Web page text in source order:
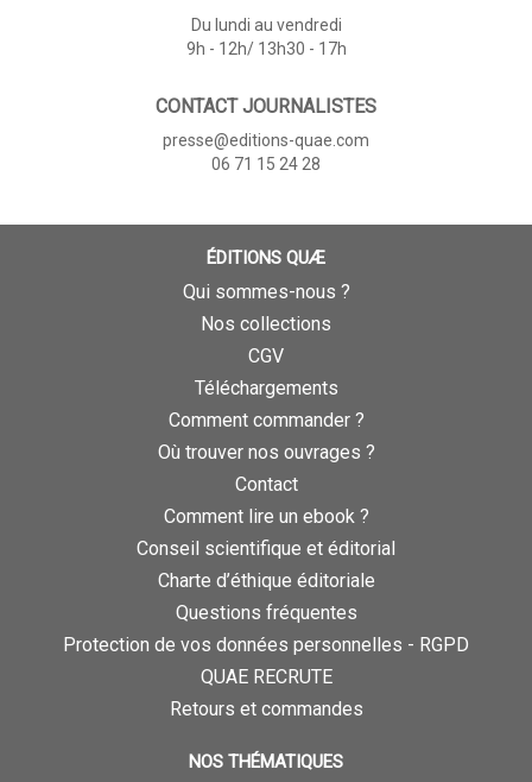
Du lundi au vendredi
9h - 12h/ 13h30 - 17h
CONTACT JOURNALISTES
presse@editions-quae.com
06 71 15 24 28
ÉDITIONS QUÆ
Qui sommes-nous ?
Nos collections
CGV
Téléchargements
Comment commander ?
Où trouver nos ouvrages ?
Contact
Comment lire un ebook ?
Conseil scientifique et éditorial
Charte d’éthique éditoriale
Questions fréquentes
Protection de vos données personnelles - RGPD
QUAE RECRUTE
Retours et commandes
NOS THÉMATIQUES